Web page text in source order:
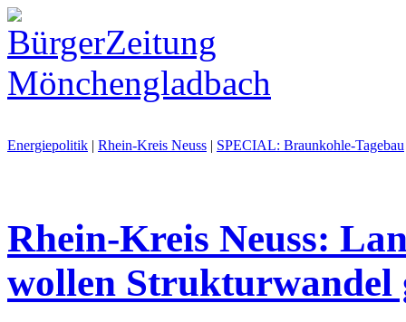
Energiepolitik | Rhein-Kreis Neuss | SPECIAL: Braunkohle-Tagebau
Rhein-Kreis Neuss:
wollen Strukturwandel